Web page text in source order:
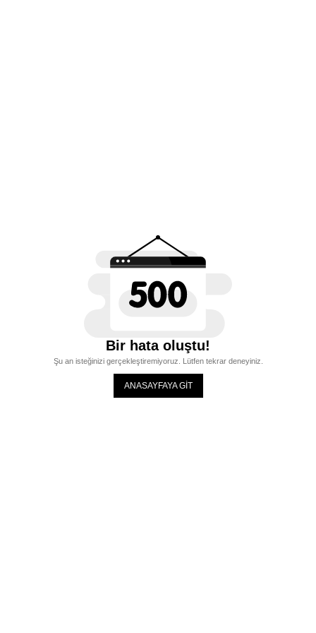
Bir hata oluştu!
Şu an isteğinizi gerçekleştiremiyoruz. Lütfen tekrar deneyiniz.
ANASAYFAYA GİT